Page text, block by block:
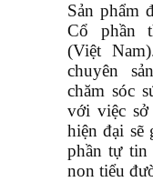
Sản phẩm
Cổ phần
(Việt
chuyên
chăm sóc
với việc sở
hiện đại sẽ
phần tự tin
non tiểu